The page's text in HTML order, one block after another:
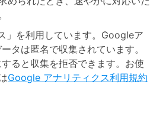
」を利用しています。Googleア
タは匿名で収集されています。
ると収集を拒否できます。お使
Google アナリティクス利用規約